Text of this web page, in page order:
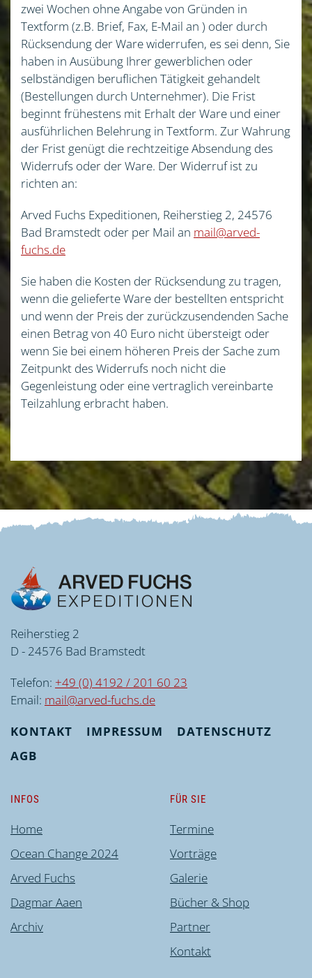
zwei Wochen ohne Angabe von Gründen in
Textform (z.B. Brief, Fax, E-Mail an ) oder durch
Rücksendung der Ware widerrufen, es sei denn, Sie
haben in Ausübung Ihrer gewerblichen oder
selbständigen beruflichen Tätigkeit gehandelt
(Bestellungen durch Unternehmer). Die Frist
beginnt frühestens mit Erhalt der Ware und einer
ausführlichen Belehrung in Textform. Zur Wahrung
der Frist genügt die rechtzeitige Absendung des
Widerrufs oder der Ware. Der Widerruf ist zu
richten an:
Arved Fuchs Expeditionen, Reiherstieg 2, 24576
Bad Bramstedt oder per Mail an mail@arved-
fuchs.de
Sie haben die Kosten der Rücksendung zu tragen,
wenn die gelieferte Ware der bestellten entspricht
und wenn der Preis der zurückzusendenden Sache
einen Betrag von 40 Euro nicht übersteigt oder
wenn Sie bei einem höheren Preis der Sache zum
Zeitpunkt des Widerrufs noch nicht die
Gegenleistung oder eine vertraglich vereinbarte
Teilzahlung erbracht haben.
Reiherstieg 2
D - 24576 Bad Bramstedt
Telefon: +49 (0) 4192 / 201 60 23
Email: mail@arved-fuchs.de
KONTAKT
IMPRESSUM
DATENSCHUTZ
AGB
INFOS
Home
Ocean Change 2024
Arved Fuchs
Dagmar Aaen
Archiv
FÜR SIE
Termine
Vorträge
Galerie
Bücher & Shop
Partner
Kontakt